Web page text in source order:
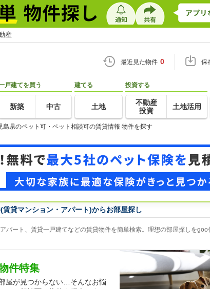
産
最近見た物件 0 保
戸建てを買う
新築 中古
建てる
土地
投資する
不動産
投資
土地活用
島県のペット可・ペット相談可の賃貸情報 物件を探す
貸マンション・アパート)からお部屋探し
パート、賃貸一戸建てなどの賃貸物件を簡単検索。理想の部屋探しをgoo
件特集
屋が見つからない…そんなお悩